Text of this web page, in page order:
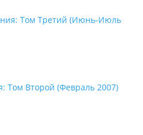
Том Третий (Июнь-Июль
Том Второй (Февраль 2007)